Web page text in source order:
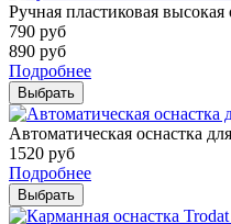
Ручная пластиковая высокая
790 руб
890 руб
Подробнее
Выбрать
Автоматическая оснастка
1520 руб
Подробнее
Выбрать